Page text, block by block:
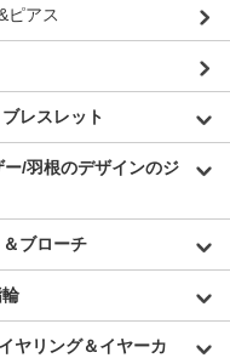
ピアス
レスレット
/羽根のデザインのジ
ブローチ
ヤリング＆イヤーカ